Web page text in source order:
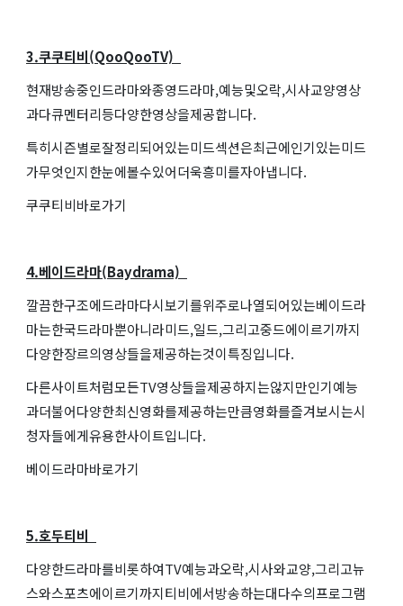
3.쿠쿠티비(QooQooTV)
현재방송중인드라마와종영드라마,예능및오락,시사교양영상
과다큐멘터리등다양한영상을제공합니다.
특히시즌별로잘정리되어있는미드섹션은최근에인기있는미드
가무엇인지한눈에볼수있어더욱흥미를자아냅니다.
쿠쿠티비바로가기
4.베이드라마(Baydrama)
깔끔한구조에드라마다시보기를위주로나열되어있는베이드라
마는한국드라마뿐아니라미드,일드,그리고중드에이르기까지
다양한장르의영상들을제공하는것이특징입니다.
다른사이트처럼모든TV영상들을제공하지는않지만인기예능
과더불어다양한최신영화를제공하는만큼영화를즐겨보시는시
청자들에게유용한사이트입니다.
베이드라마바로가기
5.호두티비
다양한드라마를비롯하여TV예능과오락,시사와교양,그리고뉴
스와스포츠에이르기까지티비에서방송하는대다수의프로그램